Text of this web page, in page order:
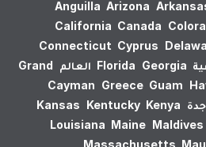
Anguilla Arizona
California Canada
Connecticut Cyprus
Florida Georgia العالم
Grand
Cayman Greece Guam
جدة Kansas Kentucky Kenya
Louisiana Maine Maldives